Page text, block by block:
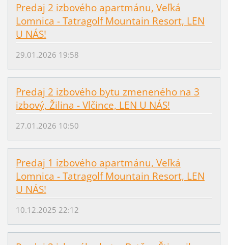
Predaj 2 izbového apartmánu, Veľká
Lomnica - Tatragolf Mountain Resort, LEN
U NÁS!
29.01.2026 19:58
Predaj 2 izbového bytu zmeneného na 3
izbový, Žilina - Vlčince, LEN U NÁS!
27.01.2026 10:50
Predaj 1 izbového apartmánu, Veľká
Lomnica - Tatragolf Mountain Resort, LEN
U NÁS!
10.12.2025 22:12